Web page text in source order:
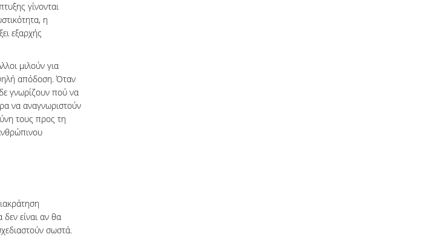
γίνονται
η
εξαρχής
μιλούν για
απόδοση. Όταν
γνωρίζουν πού να
να αναγνωριστούν
τους προς τη
είναι αν θα
σωστά.